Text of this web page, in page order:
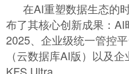
在AI重塑数据生态的
布了其核心创新成果：
2025、企业级统一管控
（云数据库AI版）以及